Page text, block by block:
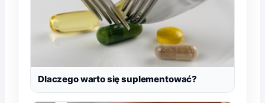
Dlaczego warto się suplementować?